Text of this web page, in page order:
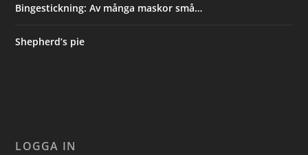
Bingestickning: Av många maskor små…
Shepherd’s pie
LOGGA IN